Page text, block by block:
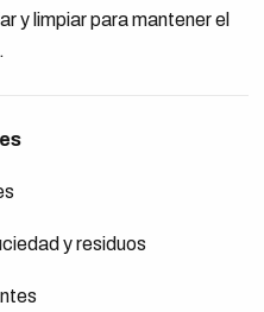
y limpiar para mantener el
y residuos